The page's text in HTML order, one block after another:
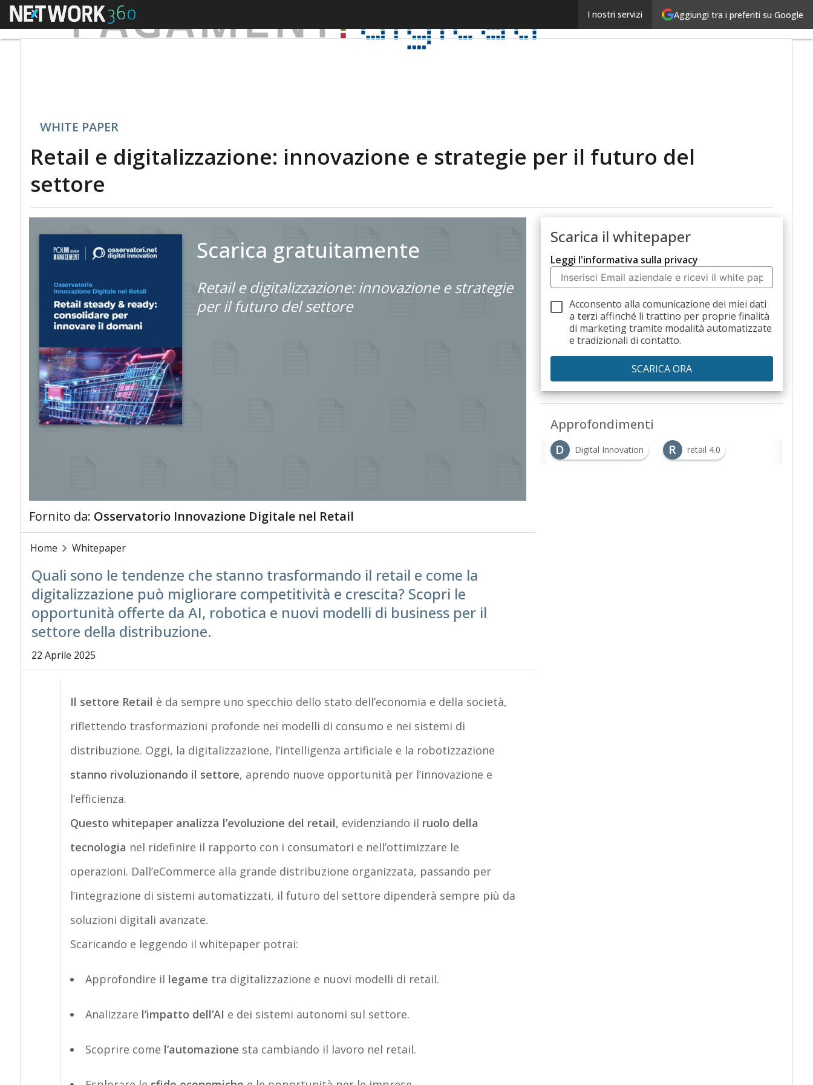
Aggiungi tra i preferiti su Google
I nostri servizi
Menu Retail e digitalizzazione: innovazione e strategie
WHITE PAPER
Retail e digitalizzazione: innovazione e strategie per il futuro del
settore
Scarica gratuitamente
Retail e digitalizzazione: innovazione e strategie
per il futuro del settore
Fornito da: Osservatorio Innovazione Digitale nel Retail
Home Whitepaper
Quali sono le tendenze che stanno trasformando il retail e come la
digitalizzazione può migliorare competitività e crescita? Scopri le
opportunità offerte da AI, robotica e nuovi modelli di business per il
settore della distribuzione.
22 Aprile 2025
Il settore Retail è da sempre uno specchio dello stato dell’economia e della società,
riflettendo trasformazioni profonde nei modelli di consumo e nei sistemi di
distribuzione. Oggi, la digitalizzazione, l’intelligenza artificiale e la robotizzazione
stanno rivoluzionando il settore, aprendo nuove opportunità per l’innovazione e
l’efficienza.
Questo whitepaperanalizza l’evoluzione del retail, evidenziando il ruolo della
tecnologia nel ridefinire il rapporto con i consumatori e nell’ottimizzare le
operazioni. Dall’eCommerce alla grande distribuzione organizzata, passando per
l’integrazione di sistemi automatizzati, il futuro del settore dipenderà sempre più da
soluzioni digitali avanzate.
Scaricando e leggendo il whitepaperpotrai:
Approfondire il legame tra digitalizzazione e nuovi modelli di retail.
Analizzare l’impatto dell’AI e dei sistemi autonomi sul settore.
Scoprire come l’automazione sta cambiando il lavoro nel retail.
Scarica il whitepaper
Leggi l'informativa sulla privacy
Acconsento alla comunicazione dei miei dati
a terzi affinché li trattino per proprie finalità
di marketing tramite modalità automatizzate
e tradizionali di contatto.
Approfondimenti
D
Digital Innovation R retail 4.0